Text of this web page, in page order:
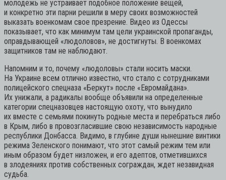
молодежь не устраивает подобное положение вещей,
и конкретно эти парни решили в меру своих возможностей
выказать военкомам свое презрение. Видео из Одессы
показывает, что как минимум там цели украинской пропаганды,
оправдывающей «людоловов», не достигнуты. В военкомах
защитников там не наблюдают.
Напомним и то, почему «людоловы» стали носить маски.
На Украине всем отлично известно, что стало с сотрудниками
полицейского спецназа «Беркут» после «Евромайдана».
Их унижали, а радикалы вообще объявили на определенные
категории спецназовцев настоящую охоту, что вынудило
их вместе с семьями покинуть родные места и перебраться либо
в Крым, либо в провозгласившие свою независимость народные
республики Донбасса. Видимо, в глубине души нынешние винтики
режима Зеленского понимают, что этот самый режим тем или
иным образом будет низложен, и его адептов, отметившихся
в злодеяниях против собственных сограждан, ждет незавидная
судьба.